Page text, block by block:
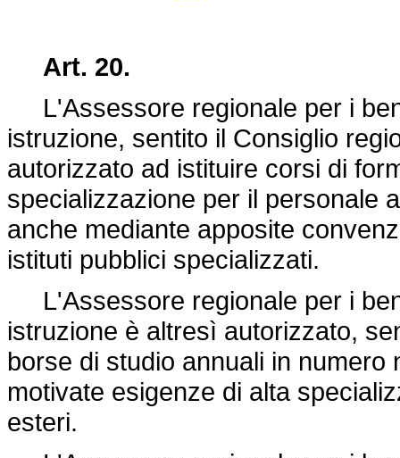
Art. 20.
L'Assessore regionale per i
istruzione, sentito il Consiglio
autorizzato ad istituire corsi di
specializzazione per il personale
anche mediante apposite
istituti pubblici specializzati.
L'Assessore regionale per i
istruzione è altresì autorizzato,
borse di studio annuali in
motivate esigenze di alta
esteri.